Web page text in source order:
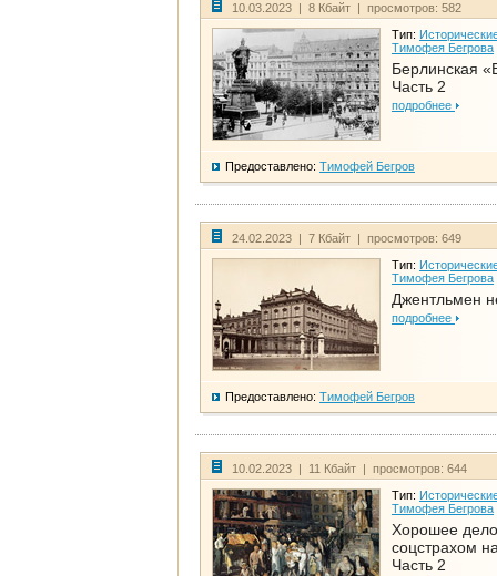
10.03.2023 | 8 Кбайт | просмотров: 582
Тип:
Тимофея Бегрова
Берлинская
Часть 2
подробнее
Предоставлено: Тимофей Бегров
24.02.2023 | 7 Кбайт | просмотров: 649
Тип:
Тимофея Бегрова
Джентльмен
подробнее
Предоставлено: Тимофей Бегров
10.02.2023 | 11 Кбайт | просмотров: 644
Тип:
Тимофея Бегрова
Хорошее дело
соцстрахом
Часть 2